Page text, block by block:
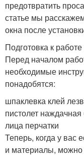
предотвратить
статье мы
окна после
Подготовка к работе
Перед началом
необходимые
понадобятся:
шпаклевка клей
пистолет
лица перчатки
Теперь, когда у вас
и материалы, можно